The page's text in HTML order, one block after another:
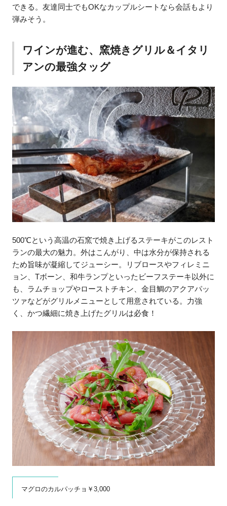
できる。友達同士でもOKなカップルシートなら会話もより
弾みそう。
ワインが進む、窯焼きグリル＆イタリ
アンの最強タッグ
500℃という高温の石窯で焼き上げるステーキがこのレスト
ランの最大の魅力。外はこんがり、中は水分が保持される
ため旨味が凝縮してジューシー。リブロースやフィレミニ
ョン、Tボーン、和牛ランプといったビーフステーキ以外に
も、ラムチョップやローストチキン、金目鯛のアクアパッ
ツァなどがグリルメニューとして用意されている。力強
く、かつ繊細に焼き上げたグリルは必食！
マグロのカルパッチョ￥3,000